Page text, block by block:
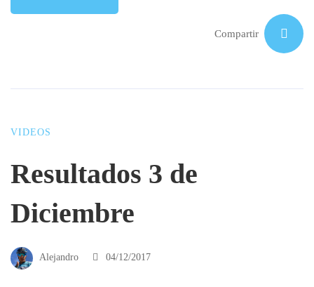
Compartir
VIDEOS
Resultados 3 de
Diciembre
Alejandro 04/12/2017